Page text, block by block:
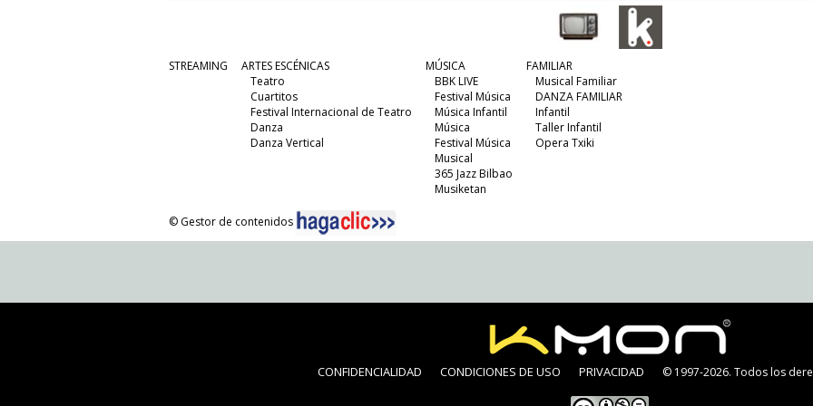
STREAMING
ARTES ESCÉNICAS
Teatro
Cuartitos
Festival Internacional de Teatro
Danza
Danza Vertical
MÚSICA
BBK LIVE
Festival Música
Música Infantil
Música
Festival Música
Musical
365 Jazz Bilbao
Musiketan
FAMILIAR
Musical Familiar
DANZA FAMILIAR
Infantil
Taller Infantil
Opera Txiki
© Gestor de contenidos
CONFIDENCIALIDAD CONDICIONES DE USO PRIVACIDAD © 1997-2026. Todos los